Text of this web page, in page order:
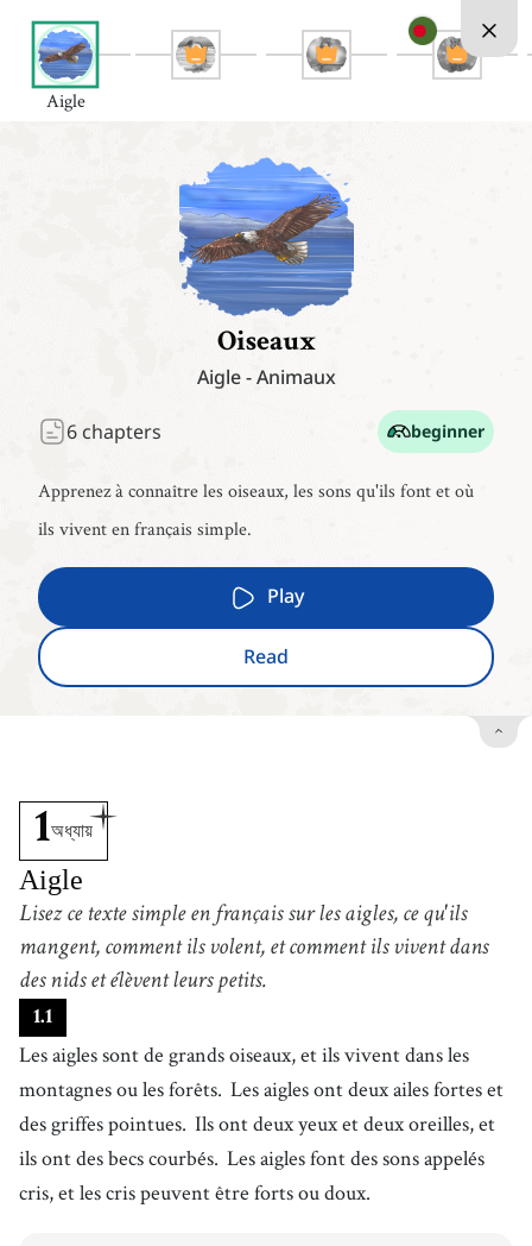
Aigle
Oiseaux
Aigle-Animaux
6 chapters beginner
Apprenez à connaître les oiseaux, les sons qu'ils font et où
ils vivent en français simple.
Play
Read
1অধ্যায়
Aigle
Lisez ce texte simple en français sur les aigles, ce qu'ils
mangent, comment ils volent, et comment ils vivent dans
des nids et élèvent leurs petits.
1.1
Les aigles sont de grands oiseaux, et ils vivent dans les
montagnes ou les forêts. Les aigles ont deux ailes fortes et
des griffes pointues. Ils ont deux yeux et deux oreilles, et
ils ont des becs courbés. Les aigles font des sons appelés
cris, et les cris peuvent être forts ou doux.